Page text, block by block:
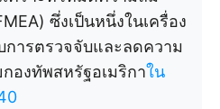
ซึ่งเป็นหนึ่งในเครื่อง
ารตรวจจับและลดความ
องทัพสหรัฐอเมริกาใน